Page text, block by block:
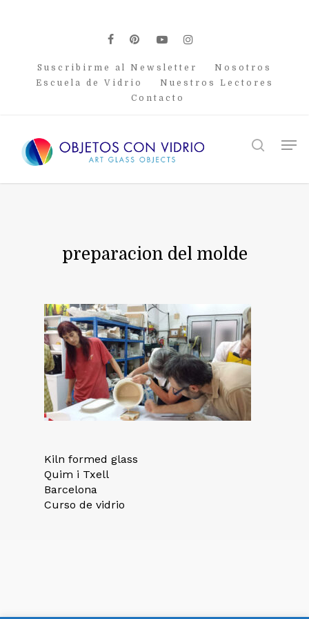
facebook
pinterest
youtubeinstagram
Suscribirme al Newsletter
Nosotros
Escuela de Vidrio
Nuestros Lectores
Contacto
search
preparacion del molde
Kiln formed glass
Quim i Txell
Barcelona
Curso de vidrio